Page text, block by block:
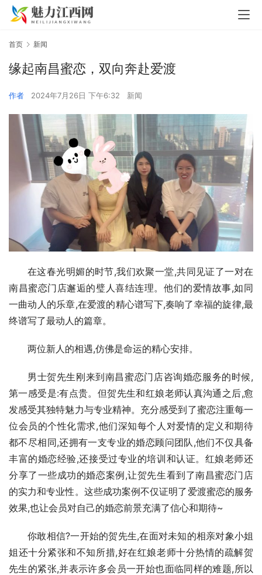
首页 新闻
缘起南昌蜜恋，双向奔赴爱渡
作者 2024年7月26日 下午6:32 新闻
在这春光明媚的时节,我们欢聚一堂,共同见证了一对在
南昌蜜恋门店邂逅的璧人喜结连理。他们的爱情故事,如同
一曲动人的乐章,在爱渡的精心谱写下,奏响了幸福的旋律,最
终谱写了最动人的篇章。
两位新人的相遇,仿佛是命运的精心安排。
男士贺先生刚来到南昌蜜恋门店咨询婚恋服务的时候,
第一感受是:有点贵。但贺先生和红娘老师认真沟通之后,愈
发感受其独特魅力与专业精神。充分感受到了蜜恋注重每一
位会员的个性化需求,他们深知每个人对爱情的定义和期待
都不尽相同,还拥有一支专业的婚恋顾问团队,他们不仅具备
丰富的婚恋经验,还接受过专业的培训和认证。红娘老师还
分享了一些成功的婚恋案例,让贺先生看到了南昌蜜恋门店
的实力和专业性。这些成功案例不仅证明了爱渡蜜恋的服务
效果,也让会员对自己的婚恋前景充满了信心和期待~
你敢相信?一开始的贺先生,在面对未知的相亲对象小姐
姐还十分紧张和不知所措,好在红娘老师十分热情的疏解贺
先生的紧张,并表示许多会员一开始也面临同样的难题,所以